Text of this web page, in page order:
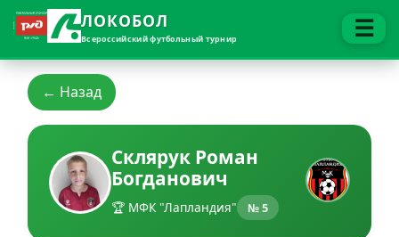
ЛОКОБОЛ
Всероссийский футбольный турнир ☰
← Назад
Склярук Роман
Богданович
🏆 МФК "Лапландия" № 5